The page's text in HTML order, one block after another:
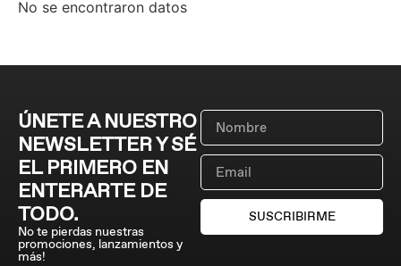
No se encontraron datos
ÚNETE A NUESTRO
NEWSLETTER Y SÉ
EL PRIMERO EN
ENTERARTE DE
TODO.
No te pierdas nuestras
promociones, lanzamientos y
más!
SUSCRIBIRME